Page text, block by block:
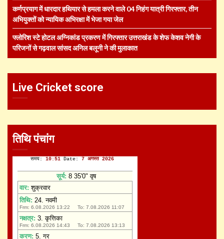
कर्णप्रयाग में धारदार हथियार से हमला करने वाले 04 निहंग यात्री गिरफ्तार, तीन
अभियुक्तों को न्यायिक अभिरक्षा में भेजा गया जेल
फ्लोरिश स्टे होटल अग्निकांड प्रकरण में गिरफ्तार उत्तराखंड के शेफ केशव नेगी के
परिजनों से गढ़वाल सांसद अनिल बलूनी ने की मुलाकात
Live Cricket score
तिथि पंचांग